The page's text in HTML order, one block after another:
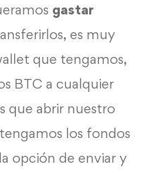
gastar
es muy
que tengamos,
BTC a cualquier
que abrir nuestro
los fondos
opción de enviar y